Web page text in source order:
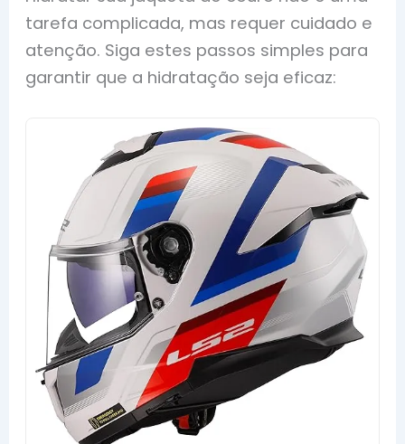
tarefa complicada, mas requer cuidado e
atenção. Siga estes passos simples para
garantir que a hidratação seja eficaz: